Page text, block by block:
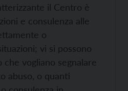
il Centro è
e consulenza alle
o
vi si possono
vogliano segnalare
abuso, o quanti